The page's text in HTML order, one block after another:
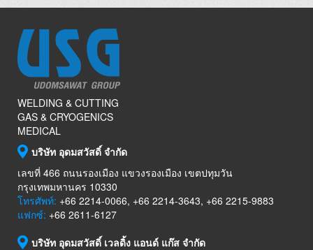
WELDING & CUTTING
GAS & CRYOGENICS
MEDICAL
บริษัท อุดมสวัสดิ์ จำกัด
เลขที่ 466 ถนนรองเมือง แขวงรองเมือง เขตปทุมวัน
กรุงเทพมหานคร 10330
โทรศัพท์: +66 2214-0066, +66 2214-3643, +66 2215-9883
แฟกซ์: +66 2611-6127
บริษัท อุดมสวัสดิ์ เวลดิ้ง แอนด์ แก๊ส จำกัด